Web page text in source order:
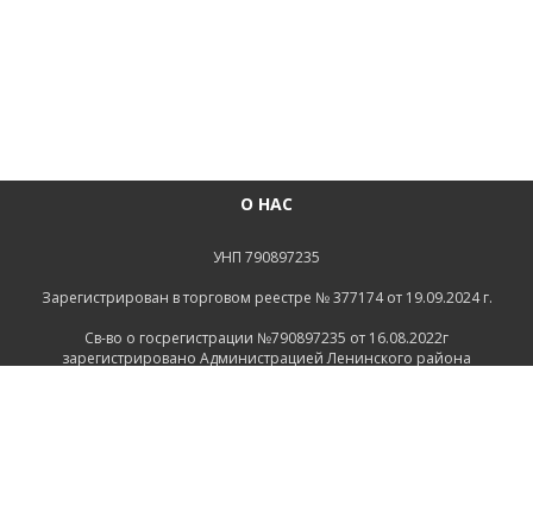
О НАС
УНП 790897235
Зарегистрирован в торговом реестре № 377174 от 19.09.2024 г.
Св-во о госрегистрации №790897235 от 16.08.2022г
зарегистрировано Администрацией Ленинского района